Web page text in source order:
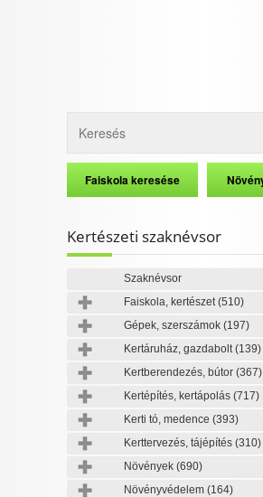
Kertészeti szaknévsor
Szaknévsor
Faiskola, kertészet(510)
Gépek, szerszámok (197)
Kertáruház, gazdabolt(139)
Kertberendezés, bútor (367)
Kertépítés, kertápolás (717)
Kerti tó, medence (393)
Kerttervezés, tájépítés (310)
Növények (690)
Növényvédelem (164)